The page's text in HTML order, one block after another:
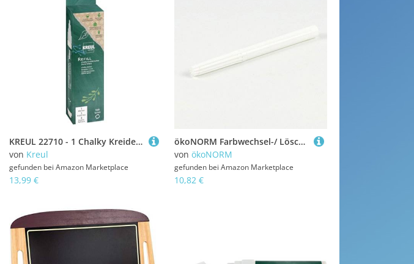
KREUL 22710 - 1 Chalky Kreidemarker Snow White, medium, 1 x Nachfüll-Pen mit Originaltinte, 25 ml, ca. 4 Stiftefüllungen, 4 Ersatz-Spitzen
von Kreul
gefunden bei Amazon Marketplace
13,99 €
ökoNORM Farbwechsel-/ Löschstift | Preis je Stück
von ökoNORM
gefunden bei Amazon Marketplace
10,82 €